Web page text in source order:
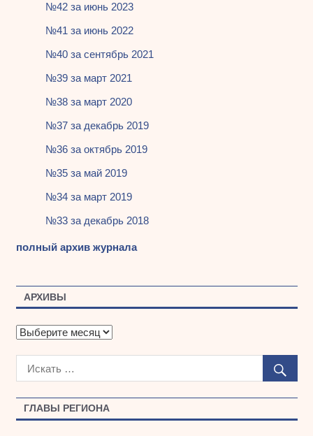
ГЛАВЫ РЕГИОНА
№42 за июнь 2023
№41 за июнь 2022
№40 за сентябрь 2021
№39 за март 2021
№38 за март 2020
№37 за декабрь 2019
№36 за октябрь 2019
№35 за май 2019
№34 за март 2019
№33 за декабрь 2018
полный архив журнала
АРХИВЫ
А
х
ы